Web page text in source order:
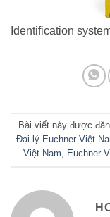
Identification
Bài viết này được
Đại lý Euchner Việt
Việt Nam, Euchner